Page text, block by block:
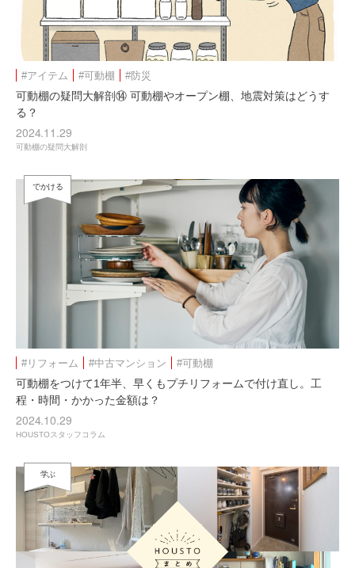
#アイテム #可動棚 #防災
可動棚の疑問大解剖⑭ 可動棚やオープン棚、地震対策はどうす
る？
2024.11.29
可動棚の疑問大解剖
でかける
#リフォーム #中古マンション #可動棚
可動棚をつけて1年半、早くもプチリフォームで付け直し。工
程・時間・かかった金額は？
2024.10.29
HOUSTOスタッフコラム
学ぶ